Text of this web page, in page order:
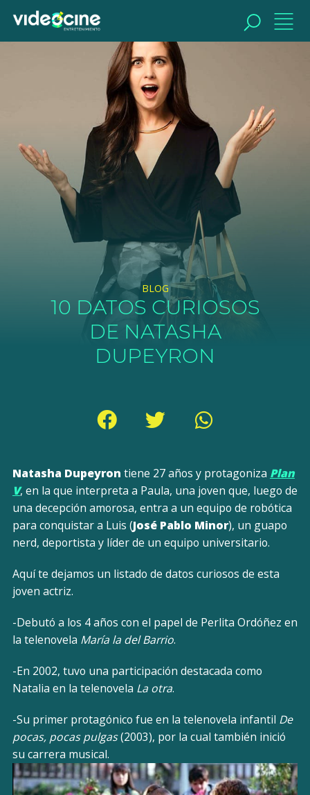
BLOG
10 DATOS CURIOSOS
DE NATASHA
DUPEYRON
Natasha Dupeyron tiene 27 años y protagoniza Plan
V, en la que interpreta a Paula, una joven que, luego de
una decepción amorosa, entra a un equipo de robótica
para conquistar a Luis (José Pablo Minor), un guapo
nerd, deportista y líder de un equipo universitario.
Aquí te dejamos un listado de datos curiosos de esta
joven actriz.
-Debutó a los 4 años con el papel de Perlita Ordóñez en
la telenovela María la del Barrio.
-En 2002, tuvo una participación destacada como
Natalia en la telenovela La otra.
-Su primer protagónico fue en la telenovela infantil De
pocas, pocas pulgas(2003), por la cual también inició
su carrera musical.